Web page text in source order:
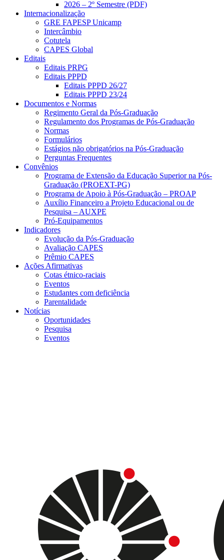
2026 – 2º Semestre (PDF)
Internacionalização
GRE FAPESP Unicamp
Intercâmbio
Cotutela
CAPES Global
Editais
Editais PRPG
Editais PPPD
Editais PPPD 26/27
Editais PPPD 23/24
Documentos e Normas
Regimento Geral da Pós-Graduação
Regulamento dos Programas de Pós-Graduação
Normas
Formulários
Estágios não obrigatórios na Pós-Graduação
Perguntas Frequentes
Convênios
Programa de Extensão da Educação Superior na Pós-
Graduação (PROEXT-PG)
Programa de Apoio à Pós-Graduação – PROAP
Auxílio Financeiro a Projeto Educacional ou de
Pesquisa – AUXPE
Pró-Equipamentos
Indicadores
Evolução da Pós-Graduação
Avaliação CAPES
Prêmio CAPES
Ações Afirmativas
Cotas étnico-raciais
Eventos
Estudantes com deficiência
Parentalidade
Notícias
Oportunidades
Pesquisa
Eventos